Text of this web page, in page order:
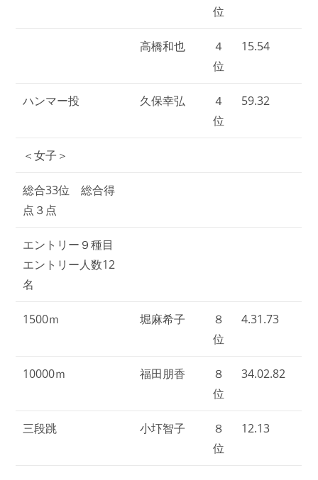
位
高橋和也
４
位
15.54
ハンマー投 久保幸弘
４
位
59.32
＜女子＞
総合33位 総合得
点３点
エントリー９種目
エントリー人数12
名
1500ｍ 堀麻希子
８
位
4.31.73
10000ｍ 福田朋香
８
位
34.02.82
三段跳 小圷智子
８
位
12.13